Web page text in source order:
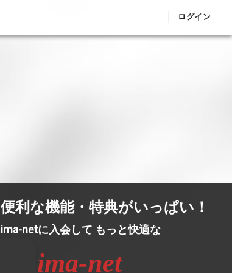
ログイン
便利な機能・特典がいっぱい！
ima-netに入会して もっと快適な
ima-net